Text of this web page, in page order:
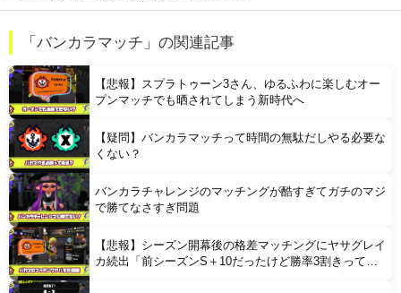
韓国警察、大韓サッカー協会を家宅捜索 代表監督選考巡り
Powered by livedoor 相互RSS
「バンカラマッチ」の関連記事
【悲報】スプラトゥーン3さん、ゆるふわに楽しむオー
プンマッチでも晒されてしまう新時代へ
【疑問】バンカラマッチって時間の無駄だしやる必要な
くない？
バンカラチャレンジのマッチングが酷すぎてガチのマジ
で勝てなさすぎ問題
【悲報】シーズン開幕後の格差マッチングにヤサグレイ
カ続出「前シーズンS＋10だったけど勝率3割きって借